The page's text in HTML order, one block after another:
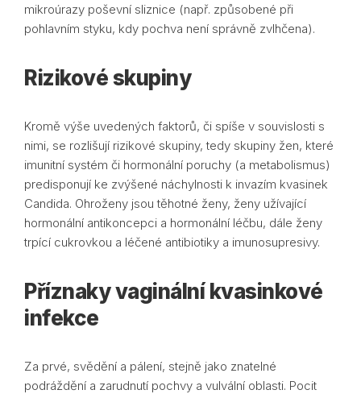
mikroúrazy poševní sliznice (např. způsobené při
pohlavním styku, kdy pochva není správně zvlhčena).
Rizikové skupiny
Kromě výše uvedených faktorů, či spíše v souvislosti s
nimi, se rozlišují rizikové skupiny, tedy skupiny žen, které
imunitní systém či hormonální poruchy (a metabolismus)
predisponují ke zvýšené náchylnosti k invazím kvasinek
Candida. Ohroženy jsou těhotné ženy, ženy užívající
hormonální antikoncepci a hormonální léčbu, dále ženy
trpící cukrovkou a léčené antibiotiky a imunosupresivy.
Příznaky vaginální kvasinkové
infekce
Za prvé, svědění a pálení, stejně jako znatelné
podráždění a zarudnutí pochvy a vulvální oblasti. Pocit